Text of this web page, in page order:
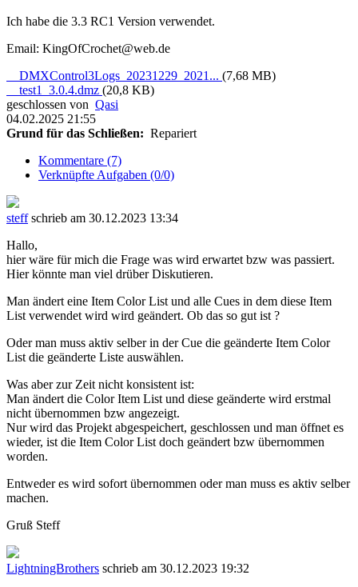
Ich habe die 3.3 RC1 Version verwendet.
Email: KingOfCrochet@web.de
DMXControl3Logs_20231229_2021... (7,68 MB)
test1_3.0.4.dmz (20,8 KB)
geschlossen von Qasi
04.02.2025 21:55
Grund für das Schließen: Repariert
Kommentare (7)
Verknüpfte Aufgaben (0/0)
steffschrieb am 30.12.2023 13:34
Hallo,
hier wäre für mich die Frage was wird erwartet bzw was passiert.
Hier könnte man viel drüber Diskutieren.
Man ändert eine Item Color List und alle Cues in dem diese Item
List verwendet wird wird geändert. Ob das so gut ist ?
Oder man muss aktiv selber in der Cue die geänderte Item Color
List die geänderte Liste auswählen.
Was aber zur Zeit nicht konsistent ist:
Man ändert die Color Item List und diese geänderte wird erstmal
nicht übernommen bzw angezeigt.
Nur wird das Projekt abgespeichert, geschlossen und man öffnet es
wieder, ist die Item Color List doch geändert bzw übernommen
worden.
Entweder es wird sofort übernommen oder man muss es aktiv selber
machen.
Gruß Steff
LightningBrothers schrieb am 30.12.2023 19:32